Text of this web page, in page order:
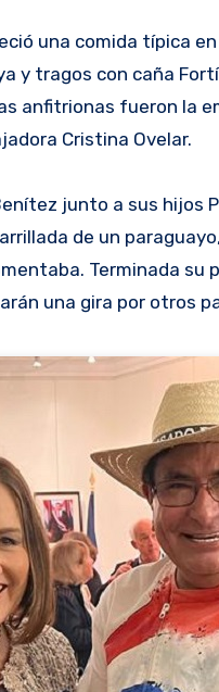
una comida típica
y tragos con caña
anfitrionas fueron la
Cristina Ovelar.
junto a sus hijos
de un
Terminada
una gira por otros